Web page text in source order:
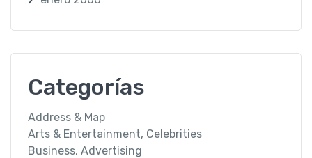
Categorías
Address & Map
Arts & Entertainment, Celebrities
Business, Advertising